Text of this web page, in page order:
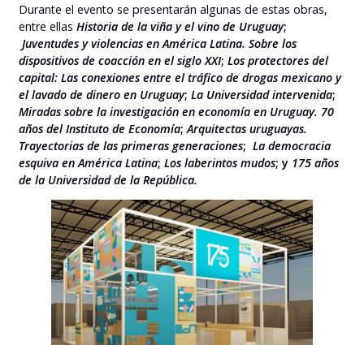
Durante el evento se presentarán algunas de estas obras,
entre ellas Historia de la viña y el vino de Uruguay;
Juventudes y violencias en América Latina. Sobre los
dispositivos de coacción en el siglo XXI; Los protectores del
capital: Las conexiones entre el tráfico de drogas mexicano y
el lavado de dinero en Uruguay; La Universidad intervenida;
Miradas sobre la investigación en economía en Uruguay. 70
años del Instituto de Economía; Arquitectas uruguayas.
Trayectorias de las primeras generaciones; La democracia
esquiva en América Latina; Los laberintos mudos; y 175 años
de la Universidad de la República.